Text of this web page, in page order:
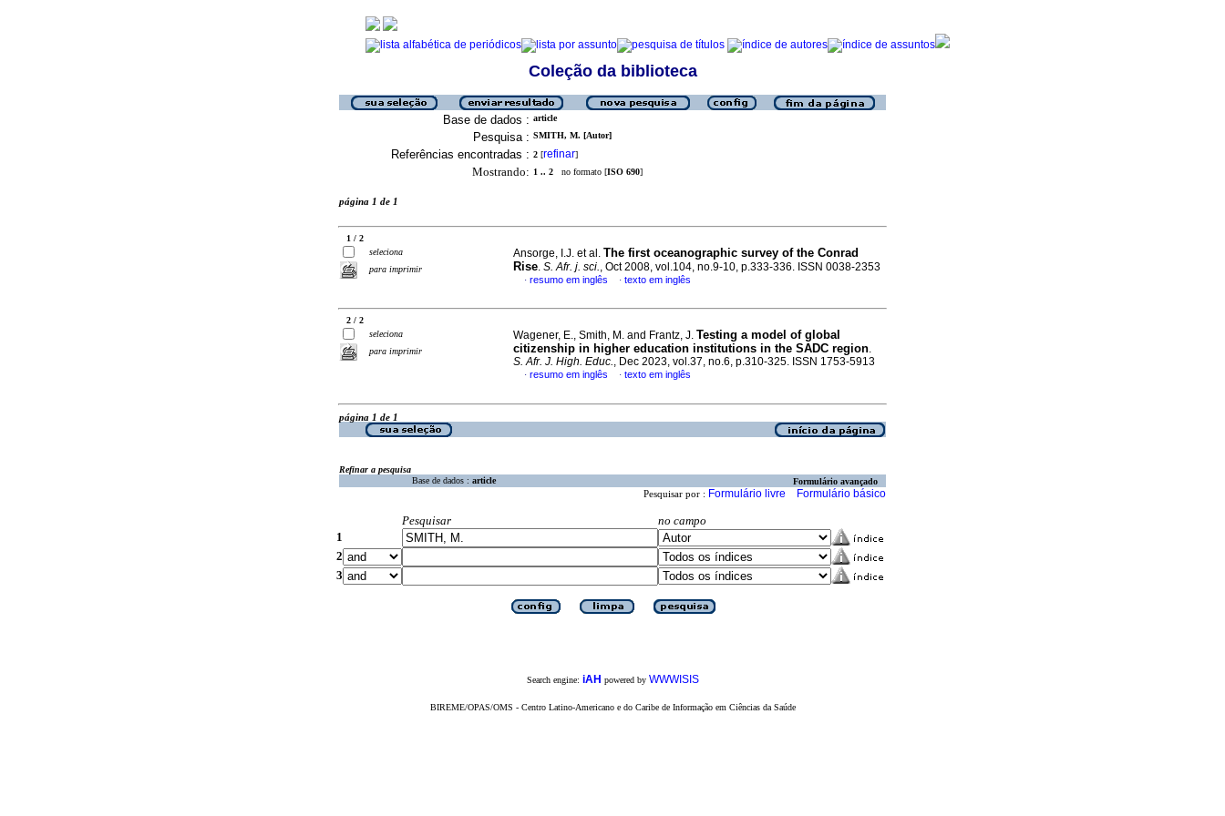
Coleção da biblioteca
Base de dados : article
Pesquisa : SMITH, M. [Autor]
Referências encontradas : 2 [refinar]
Mostrando: 1 .. 2 no formato [ISO 690]
página 1 de 1
1 / 2
seleciona
para imprimir
Ansorge, I.J. et al. The first oceanographic survey of the Conrad
Rise. S. Afr. j. sci., Oct 2008, vol.104, no.9-10, p.333-336. ISSN 0038-2353
· resumo em inglês · texto em inglês
2 / 2
seleciona
para imprimir
Wagener, E., Smith, M. and Frantz, J. Testing a model of global
citizenship in higher education institutions in the SADC region.
S. Afr. J. High. Educ., Dec 2023, vol.37, no.6, p.310-325. ISSN 1753-5913
· resumo em inglês · texto em inglês
página 1 de 1
Refinar a pesquisa
Base de dados : article Formulário avançado
Pesquisar por : Formulário livre Formulário básico
Pesquisar
no campo
1
2
3
Search engine: iAH powered by WWWISIS
BIREME/OPAS/OMS - Centro Latino-Americano e do Caribe de Informação em Ciências da Saúde